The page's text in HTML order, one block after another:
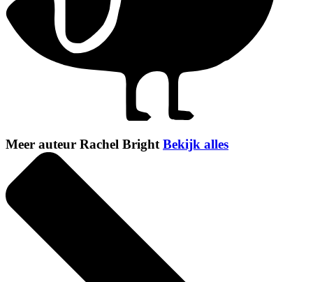
Meer auteur Rachel Bright Bekijk alles